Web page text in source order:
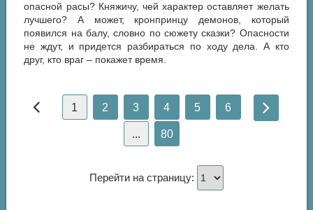
опасной расы? Княжичу, чей характер оставляет желать
лучшего? А может, кронпринцу демонов, который
появился на балу, словно по сюжету сказки? Опасности
не ждут, и придется разбираться по ходу дела. А кто
друг, кто враг – покажет время.
1 2 3 4 5 6
... 80
Перейти на страницу: